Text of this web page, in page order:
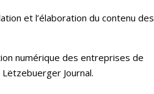
et l’élaboration du contenu des
numérique des entreprises de
Journal.